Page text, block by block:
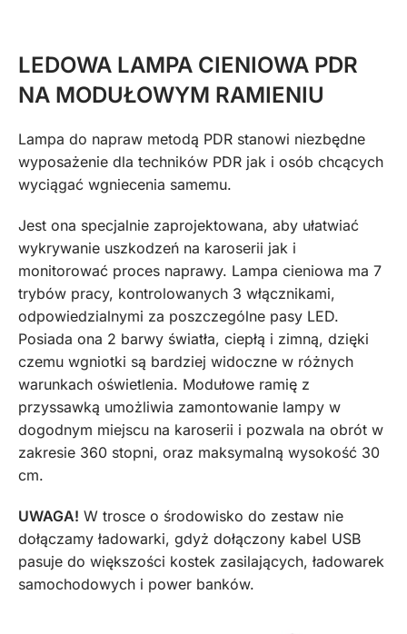
LEDOWA LAMPA CIENIOWA PDR
NA MODUŁOWYM RAMIENIU
Lampa do napraw metodą PDR stanowi niezbędne
wyposażenie dla techników PDR jak i osób chcących
wyciągać wgniecenia samemu.
Jest ona specjalnie zaprojektowana, aby ułatwiać
wykrywanie uszkodzeń na karoserii jak i
monitorować proces naprawy. Lampa cieniowa ma 7
trybów pracy, kontrolowanych 3 włącznikami,
odpowiedzialnymi za poszczególne pasy LED.
Posiada ona 2 barwy światła, ciepłą i zimną, dzięki
czemu wgniotki są bardziej widoczne w różnych
warunkach oświetlenia. Modułowe ramię z
przyssawką umożliwia zamontowanie lampy w
dogodnym miejscu na karoserii i pozwala na obrót w
zakresie 360 stopni, oraz maksymalną wysokość 30
cm.
UWAGA! W trosce o środowisko do zestaw nie
dołączamy ładowarki, gdyż dołączony kabel USB
pasuje do większości kostek zasilających, ładowarek
samochodowych i power banków.